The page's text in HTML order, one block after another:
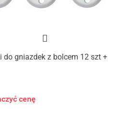
do gniazdek z bolcem 12 szt +
cenę